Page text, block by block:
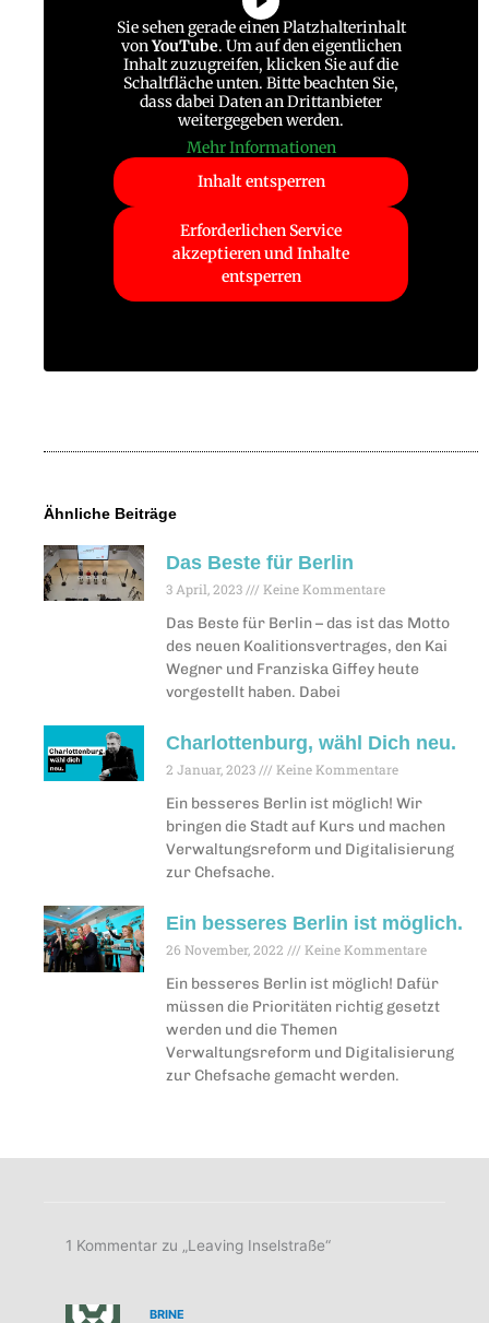
Sie sehen gerade einen Platzhalterinhalt
vonYouTube. Um auf den eigentlichen
Inhalt zuzugreifen, klicken Sie auf die
Schaltfläche unten. Bitte beachten Sie,
dass dabei Daten an Drittanbieter
weitergegeben werden.
Mehr Informationen
Inhalt entsperren
Erforderlichen Service
akzeptieren und Inhalte
entsperren
Ähnliche Beiträge
Das Beste für Berlin
3 April, 2023 Keine Kommentare
Das Beste für Berlin – das ist das Motto
des neuen Koalitionsvertrages, den Kai
Wegner und Franziska Giffey heute
vorgestellt haben. Dabei
Charlottenburg, wähl Dich neu.
2 Januar, 2023 Keine Kommentare
Ein besseres Berlin ist möglich! Wir
bringen die Stadt auf Kurs und machen
Verwaltungsreform und Digitalisierung
zur Chefsache.
Ein besseres Berlin ist möglich.
26 November, 2022 Keine Kommentare
Ein besseres Berlin ist möglich! Dafür
müssen die Prioritäten richtig gesetzt
werden und die Themen
Verwaltungsreform und Digitalisierung
zur Chefsache gemacht werden.
1 Kommentar zu „Leaving Inselstraße“
BRINE